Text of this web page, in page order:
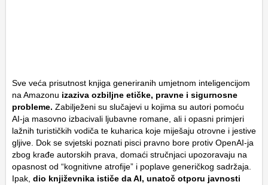
Sve veća prisutnost knjiga generiranih umjetnom inteligencijom
na Amazonu izaziva ozbiljne etičke, pravne i sigurnosne
probleme. Zabilježeni su slučajevi u kojima su autori pomoću
AI-ja masovno izbacivali ljubavne romane, ali i opasni primjeri
lažnih turističkih vodiča te kuharica koje miješaju otrovne i jestive
gljive. Dok se svjetski poznati pisci pravno bore protiv OpenAI-ja
zbog krađe autorskih prava, domaći stručnjaci upozoravaju na
opasnost od “kognitivne atrofije” i poplave generičkog sadržaja.
Ipak, dio književnika ističe da AI, unatoč otporu javnosti